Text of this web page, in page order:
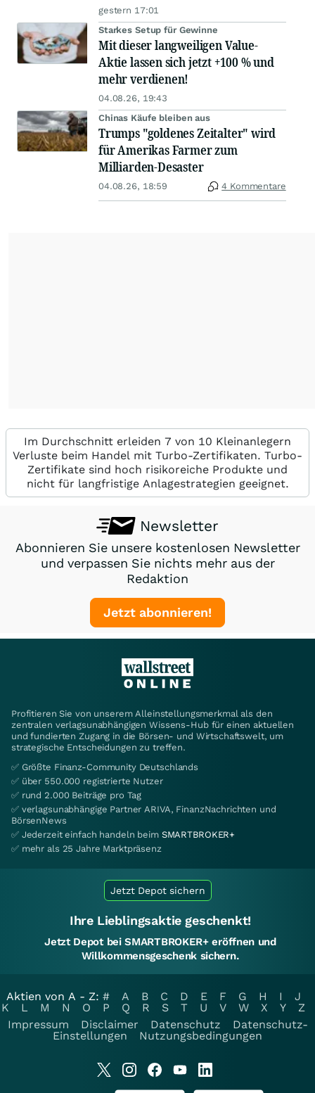
gestern 17:01
Starkes Setup für Gewinne
Mit dieser langweiligen Value-
Aktie lassen sich jetzt +100 % und
mehr verdienen!
04.08.26, 19:43
Chinas Käufe bleiben aus
Trumps "goldenes Zeitalter" wird
für Amerikas Farmer zum
Milliarden-Desaster
04.08.26, 18:59 4 Kommentare
Im Durchschnitt erleiden 7 von 10 Kleinanlegern
Verluste beim Handel mit Turbo-Zertifikaten. Turbo-
Zertifikate sind hoch risikoreiche Produkte und
nicht für langfristige Anlagestrategien geeignet.
Newsletter
Abonnieren Sie unsere kostenlosen Newsletter
und verpassen Sie nichts mehr aus der
Redaktion
Jetzt abonnieren!
Profitieren Sie von unserem Alleinstellungsmerkmal als den
zentralen verlagsunabhängigen Wissens-Hub für einen aktuellen
und fundierten Zugang in die Börsen- und Wirtschaftswelt, um
strategische Entscheidungen zu treffen.
✅ Größte Finanz-Community Deutschlands
✅ über 550.000 registrierte Nutzer
✅ rund 2.000 Beiträge pro Tag
✅ verlagsunabhängige Partner ARIVA, FinanzNachrichten und
BörsenNews
✅ Jederzeit einfach handeln beim SMARTBROKER+
✅ mehr als 25 Jahre Marktpräsenz
Jetzt Depot sichern
Ihre Lieblingsaktie geschenkt!
Jetzt Depot bei SMARTBROKER+ eröffnen und
Willkommensgeschenk sichern.
Aktien von A - Z: # A B C D E F G H I
J
K
L M N O P Q R S T U V W X Y
Z
Impressum
Disclaimer Datenschutz
Datenschutz-
Einstellungen
Nutzungsbedingungen